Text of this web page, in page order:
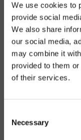
We use cookies to
provide social
We also share
our social media,
may combine it
provided to them
of their services.
Selection
Necessary